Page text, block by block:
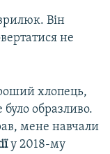
Він
не
хлопець,
образливо.
мене навчали
у 2018-му